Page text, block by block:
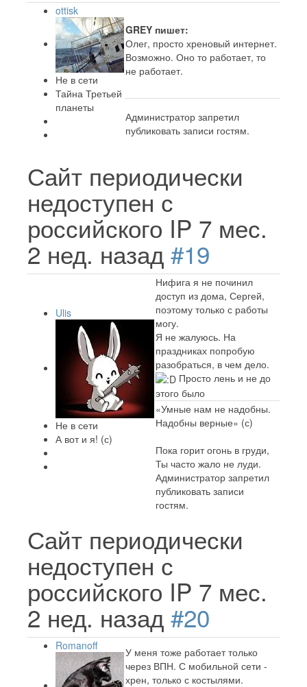
ottisk
Не в сети
Тайна Третьей
планеты
GREY пишет:
Олег, просто хреновый интернет.
Возможно. Оно то работает, то
не работает.
Администратор запретил
публиковать записи гостям.
Сайт периодически
недоступен с
российского IP 7 мес.
2 нед. назад #19
Ulis
Не в сети
А вот и я! (с)
Нифига я не починил
доступ из дома, Сергей,
поэтому только с работы
могу.
Я не жалуюсь. На
праздниках попробую
разобраться, в чем дело.
Просто лень и не до
этого было
«Умные нам не надобны.
Надобны верные» (с)
Пока горит огонь в груди,
Ты часто жало не луди.
Администратор запретил
публиковать записи
гостям.
Сайт периодически
недоступен с
российского IP 7 мес.
2 нед. назад #20
Romanoff
У меня тоже работает только
через ВПН. С мобильной сети -
хрен, только с костылями.